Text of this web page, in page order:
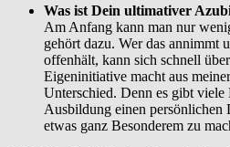
Was ist Dein ultimativer
Am Anfang kann man nur
gehört dazu. Wer das annimmt
offenhält, kann sich schnell
Eigeninitiative macht aus
Unterschied. Denn es gibt
Ausbildung einen persönlichen
etwas ganz Besonderem zu